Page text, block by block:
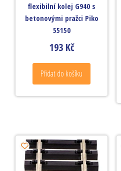
flexibilní kolej G940 s
betonovými pražci Piko
55150
193 Kč
Přidat do košíku